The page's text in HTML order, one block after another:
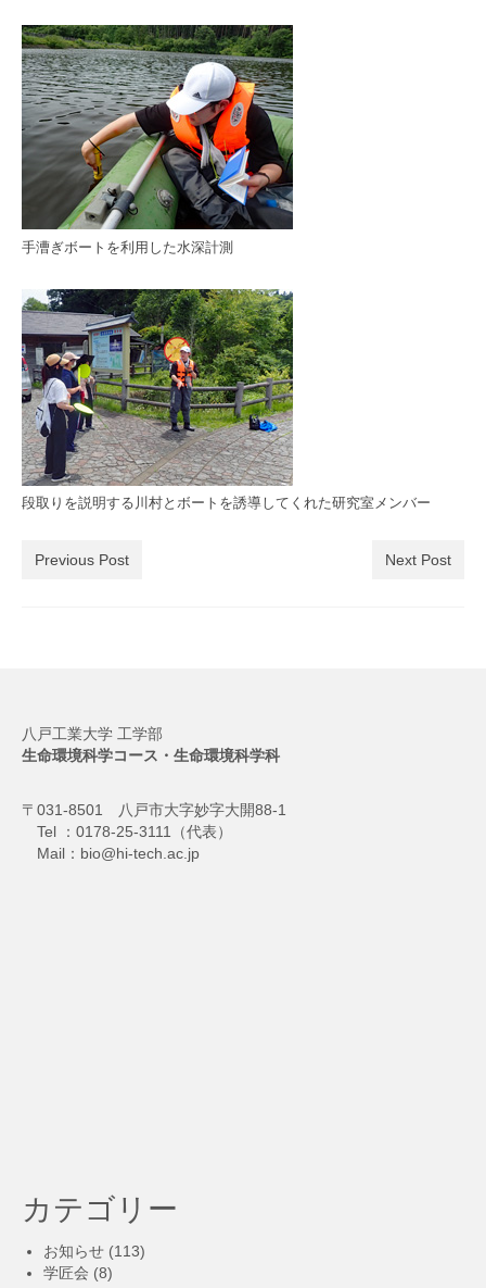
手漕ぎボートを利用した水深計測
段取りを説明する川村とボートを誘導してくれた研究室メンバー
Previous Post Next Post
八戸工業大学 工学部
生命環境科学コース・生命環境科学科
〒031-8501 八戸市大字妙字大開88-1
Tel ：0178-25-3111（代表）
Mail：bio@hi-tech.ac.jp
カテゴリー
お知らせ (113)
学匠会 (8)